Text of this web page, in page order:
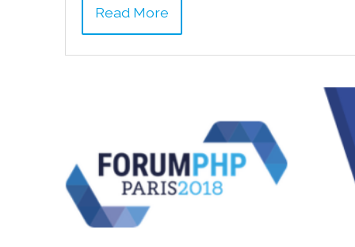
Read More